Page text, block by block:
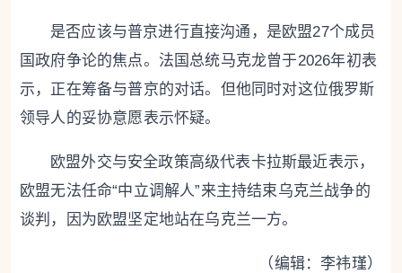
是否应该与普京进行直接沟通，是欧盟27个成员
国政府争论的焦点。法国总统马克龙曾于2026年初表
示，正在筹备与普京的对话。但他同时对这位俄罗斯
领导人的妥协意愿表示怀疑。
欧盟外交与安全政策高级代表卡拉斯最近表示，
欧盟无法任命“中立调解人”来主持结束乌克兰战争的
谈判，因为欧盟坚定地站在乌克兰一方。
（编辑：李祎瑾）